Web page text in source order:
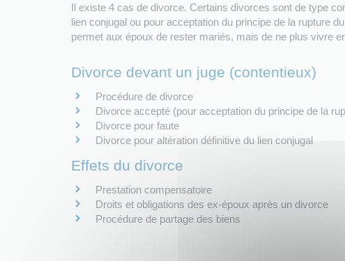
Il existe 4 cas de divorce. Certains divorces sont de type
lien conjugal ou pour acceptation du principe de la rupture
permet aux époux de rester mariés, mais de ne plus vivre
Divorce devant un juge (contentieux)
Procédure de divorce
Divorce accepté (pour acceptation du principe de la
Divorce pour faute
Divorce pour altération définitive du lien conjugal
Effets du divorce
Prestation compensatoire
Droits et obligations des ex-époux après un divorce
Procédure de partage des biens